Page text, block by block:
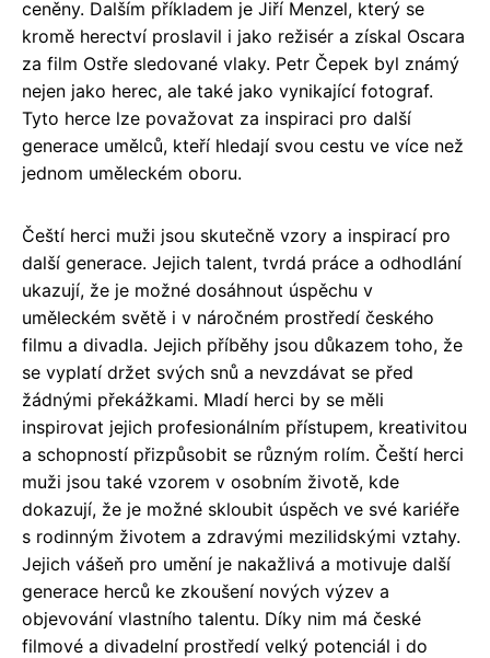
ceněny. Dalším příkladem je Jiří Menzel, který se
kromě herectví proslavil i jako režisér a získal Oscara
za film Ostře sledované vlaky. Petr Čepek byl známý
nejen jako herec, ale také jako vynikající fotograf.
Tyto herce lze považovat za inspiraci pro další
generace umělců, kteří hledají svou cestu ve více než
jednom uměleckém oboru.
Čeští herci muži jsou skutečně vzory a inspirací pro
další generace. Jejich talent, tvrdá práce a odhodlání
ukazují, že je možné dosáhnout úspěchu v
uměleckém světě i v náročném prostředí českého
filmu a divadla. Jejich příběhy jsou důkazem toho, že
se vyplatí držet svých snů a nevzdávat se před
žádnými překážkami. Mladí herci by se měli
inspirovat jejich profesionálním přístupem, kreativitou
a schopností přizpůsobit se různým rolím. Čeští herci
muži jsou také vzorem v osobním životě, kde
dokazují, že je možné skloubit úspěch ve své kariéře
s rodinným životem a zdravými mezilidskými vztahy.
Jejich vášeň pro umění je nakažlivá a motivuje další
generace herců ke zkoušení nových výzev a
objevování vlastního talentu. Díky nim má české
filmové a divadelní prostředí velký potenciál i do